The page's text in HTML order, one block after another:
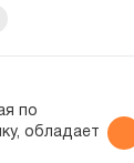
по
обладает